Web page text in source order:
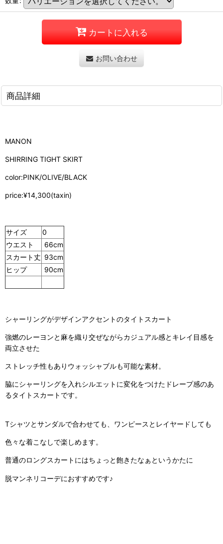
カートに入れる
お問い合わせ
商品詳細
MANON
SHIRRING TIGHT SKIRT
color:PINK/OLIVE/BLACK
price:¥14,300(taxin)
サイズ
0
ウエスト
66cm
スカート丈 93cm
ヒップ
90cm
シャーリングがデザインアクセントのタイトスカート
強燃のレーヨンと麻を織り交ぜながらカジュアル感とキレイ目感を
両立させた
ストレッチ性もありウォッシャブルも可能な素材。
脇にシャーリングを入れシルエットに変化をつけたドレープ感のあ
るタイトスカートです。
Tシャツとサンダルで合わせても、ワンピースとレイヤードしても
色々な着こなしで楽しめます。
普通のロングスカートにはちょっと飽きたなぁというかたに
脱マンネリコーデにおすすめです♪